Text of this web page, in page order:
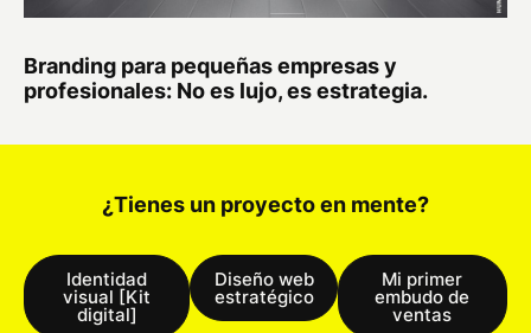
Branding para pequeñas empresas y
profesionales: No es lujo, es estrategia.
¿Tienes un proyecto en mente?
Identidad
visual [Kit
digital]
Diseño web
estratégico
Mi primer
embudo de
ventas